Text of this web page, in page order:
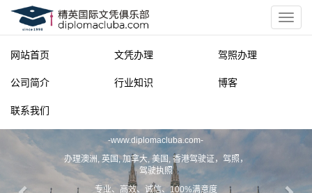
网站首页 文凭办理 驾照办理
公司简介 行业知识 博客
联系我们
-www.diplomacluba.com-
办理澳洲, 英国, 加拿大, 美国, 香港驾驶证，驾照，
驾驶执照
专业、高效、诚信、100%满意度